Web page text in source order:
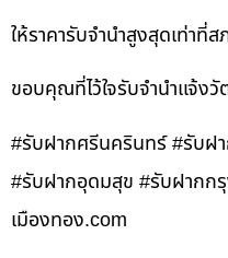
ให้ราคารับจำนำสูงสุดเท่าที่
ขอบคุณที่ไว้ใจรับจำนำแจ้ง
#รับฝากศรีนครินทร์ #รับฝ
#รับฝากอุดมสุข #รับฝากก
เมืองทอง.com